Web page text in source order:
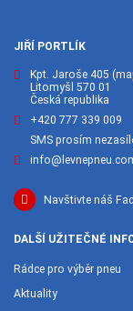
JIŘÍ PORTLÍK
Kpt. Jaroše 405
Litomyšl 570 01
Česká republika
+420 777 339 009
SMS prosím
Navštivte náš
DALŠÍ UŽITEČNÉ
Rádce pro výběr pneu
Aktuality